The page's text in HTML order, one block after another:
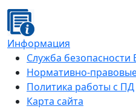
Информация
Служба безопасности
Нормативно-
Политика работы с ПД
Карта сайта